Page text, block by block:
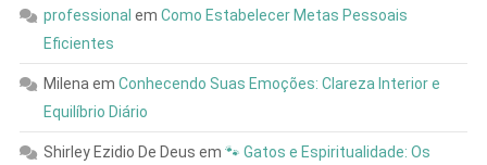
professional em Como Estabelecer Metas Pessoais
Eficientes
Milenaem Conhecendo Suas Emoções: Clareza Interior e
Equilíbrio Diário
Shirley Ezidio De Deus em 🐾 Gatos e Espiritualidade: Os